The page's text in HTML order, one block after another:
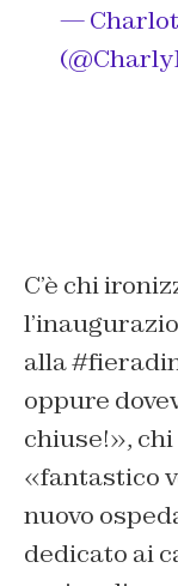
—
C’è chi
alla
oppure
chiuse!»,
«fantastico
nuovo
dedicato ai